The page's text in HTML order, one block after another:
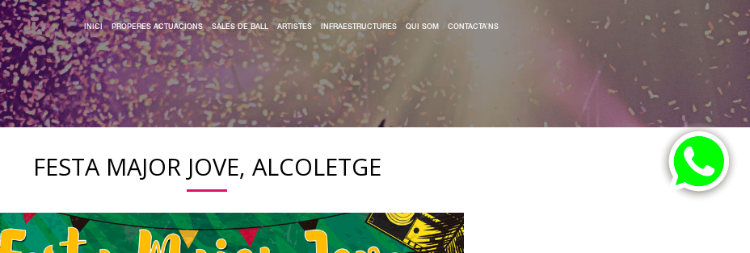
INICI PROPERES ACTUACIONS SALES DE BALL ARTISTES INFRAESTRUCTURES QUI SOM CONTACTA’NS
FESTA MAJOR JOVE, ALCOLETGE